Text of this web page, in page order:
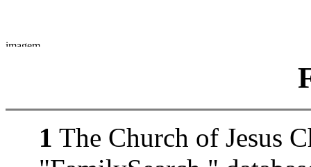
1 The Church of Jesus